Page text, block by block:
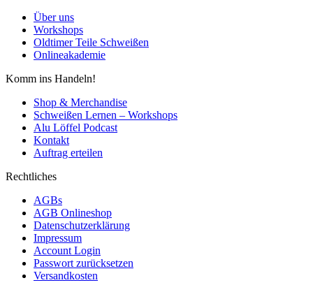
Über uns
Workshops
Oldtimer Teile Schweißen
Onlineakademie
Komm ins Handeln!
Shop & Merchandise
Schweißen Lernen – Workshops
Alu Löffel Podcast
Kontakt
Auftrag erteilen
Rechtliches
AGBs
AGB Onlineshop
Datenschutzerklärung
Impressum
Account Login
Passwort zurücksetzen
Versandkosten